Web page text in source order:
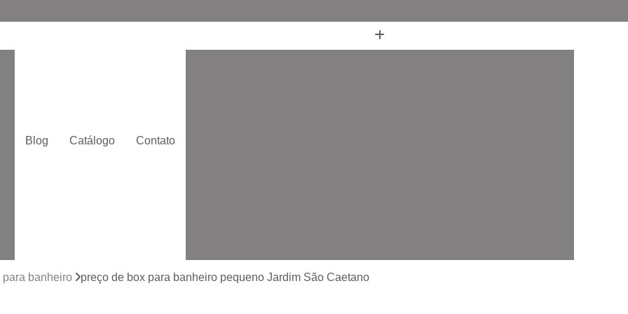
Blog Catálogo Contato
Box de Vidro Sanfonado ABC
para banheiro preço de box para banheiro pequeno Jardim São Caetano